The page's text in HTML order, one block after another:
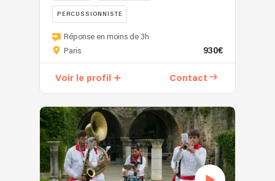
PERCUSSIONNISTE
MUSIQUES DU MONDE LATINO
Réponse en moins de 3h
Paris
930€
Voir le profil Contact